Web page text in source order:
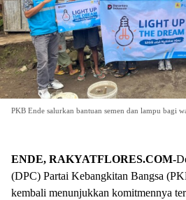
PKB Ende salurkan bantuan semen dan lampu bagi
ENDE, RAKYATFLORES.COM-
(DPC) Partai Kebangkitan Bangsa
kembali menunjukkan komitmennya